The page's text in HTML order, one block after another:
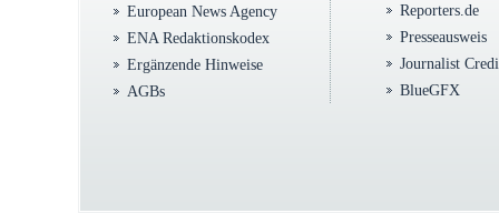
European News Agency
ENA Redaktionskodex
Ergänzende Hinweise
AGBs
Reporters.de
Presseausweis
Journalist
BlueGFX